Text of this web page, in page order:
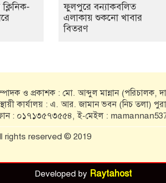
ফুলপুরে বন্যাকবলিত
এলাকায় শুকনো খাবার
বিতরণ
ও প্রকাশক : মো. আব্দুল মান্নান (পরিচালক,
কার্যালয় : এ. আর. জামান ভবন (নিচ তলা)
: ০১৭১৩৫৭৩৫৫৪, ই-মেইল :
rights reserved © 2019
Developed by Raytahost